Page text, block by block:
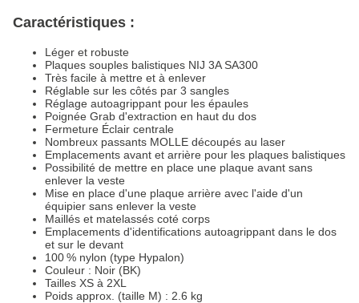
Caractéristiques :
Léger et robuste
Plaques souples balistiques NIJ 3A SA300
Très facile à mettre et à enlever
Réglable sur les côtés par 3 sangles
Réglage autoagrippant pour les épaules
Poignée Grab d'extraction en haut du dos
Fermeture Éclair centrale
Nombreux passants MOLLE découpés au laser
Emplacements avant et arrière pour les plaques balistiques
Possibilité de mettre en place une plaque avant sans
enlever la veste
Mise en place d'une plaque arrière avec l'aide d'un
équipier sans enlever la veste
Maillés et matelassés coté corps
Emplacements d'identifications autoagrippant dans le dos
et sur le devant
100 % nylon (type Hypalon)
Couleur : Noir (BK)
Tailles XS à 2XL
Poids approx. (taille M) : 2.6 kg